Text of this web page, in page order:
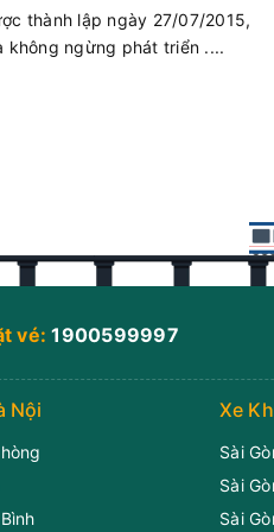
khách
chuyển trả
Tên điểm
trong thành phố
kính 8km)
Bình, Thái Bình
2026
Công Giai
thành lập ngày 27/07/2015,
không ngừng phát triển ....
vé: 1900599997
Nội Xe
Sài
Sài
Sài